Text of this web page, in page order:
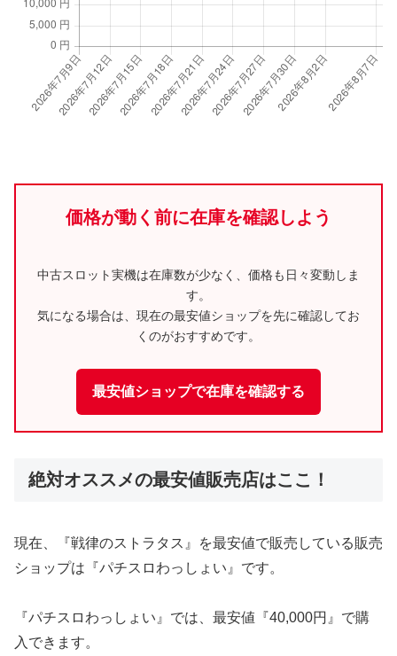
価格が動く前に在庫を確認しよう
中古スロット実機は在庫数が少なく、価格も日々変動しま
す。
気になる場合は、現在の最安値ショップを先に確認してお
くのがおすすめです。
最安値ショップで在庫を確認する
絶対オススメの最安値販売店はここ！
現在、『戦律のストラタス』を最安値で販売している販売
ショップは『パチスロわっしょい』です。
『パチスロわっしょい』では、最安値『40,000円』で購
入できます。